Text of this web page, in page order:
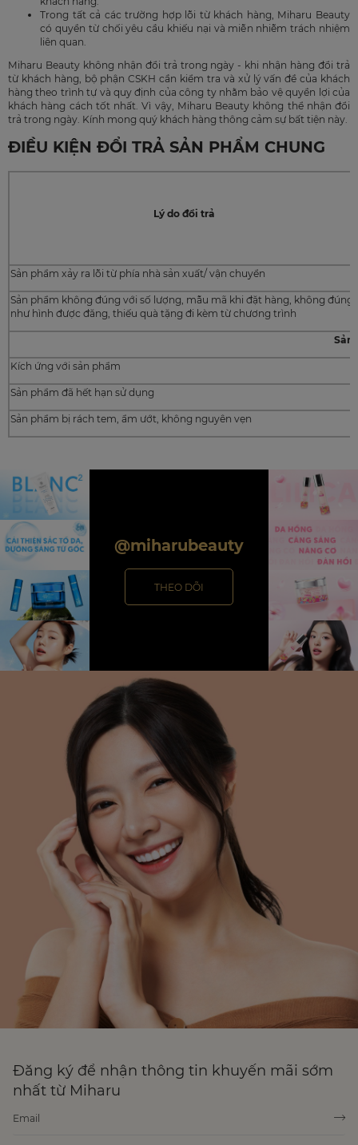
Trong tất cả các trường hợp lỗi từ khách hàng, Miharu Beauty
có quyền từ chối yêu cầu khiếu nại và miễn nhiễm trách nhiệm
liên quan.
Miharu Beauty không nhận đổi trả trong ngày - khi nhận hàng đổi trả
từ khách hàng, bộ phận CSKH cần kiểm tra và xử lý vấn đề của khách
hàng theo trình tự và quy định của công ty nhằm bảo vệ quyền lợi của
khách hàng cách tốt nhất. Vì vậy, Miharu Beauty không thể nhận đổi
trả trong ngày. Kính mong quý khách hàng thông cảm sự bất tiện này.
ĐIỀU KIỆN ĐỔI TRẢ SẢN PHẨM CHUNG
Lý do đổi trả
Sản phẩm xảy ra lỗi từ phía nhà sản xuất/ vận chuyển
Sản phẩm không đúng với số lượng, mẫu mã khi đặt hàng, không đúng
như hình được đăng, thiếu quà tặng đi kèm từ chương trình
Sản
Kích ứng với sản phẩm
Sản phẩm đã hết hạn sử dụng
Sản phẩm bị rách tem, ẩm ướt, không nguyên vẹn
@miharubeauty
THEO DÕI
Đăng ký để nhận thông tin khuyến mãi sớm
nhất từ Miharu